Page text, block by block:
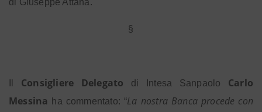
di Giuseppe Attanà.
§
Consigliere Delegato di Intesa Sanpaolo Carlo
Messina
ha commentato: “La nostra Banca procede con